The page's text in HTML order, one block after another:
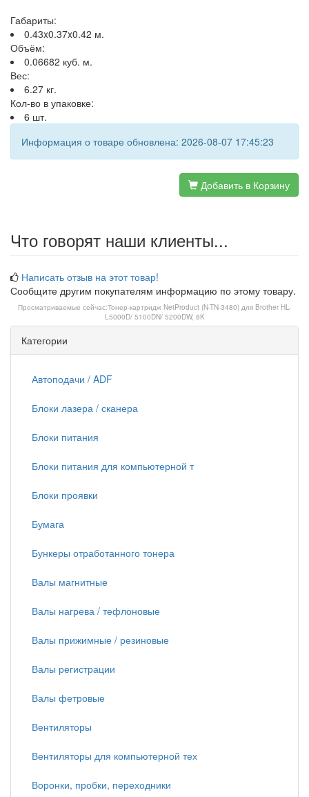
Габариты:
0.43x0.37x0.42 м.
Объём:
0.06682 куб. м.
Вес:
6.27 кг.
Кол-во в упаковке:
6 шт.
Информация о товаре обновлена: 2026-08-07 17:45:23
Добавить в Корзину
Что говорят наши клиенты...
Написать отзыв на этот товар!
Сообщите другим покупателям информацию по этому товару.
Просматриваемые сейчас:Тонер-картридж NetProduct (N-TN-3480) для Brother HL-
L5000D/ 5100DN/ 5200DW, 8K
Категории
Автоподачи / ADF
Блоки лазера / сканера
Блоки питания
Блоки питания для компьютерной т
Блоки проявки
Бумага
Бункеры отработанного тонера
Валы магнитные
Валы нагрева / тефлоновые
Валы прижимные / резиновые
Валы регистрации
Валы фетровые
Вентиляторы
Вентиляторы для компьютерной тех
Воронки, пробки, переходники